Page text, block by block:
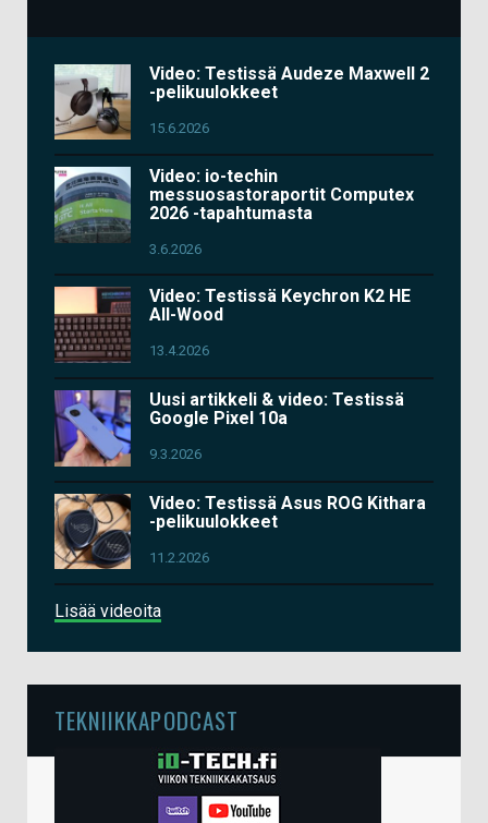
Video: Testissä Audeze Maxwell 2
-pelikuulokkeet
15.6.2026
Video: io-techin
messuosastoraportit Computex
2026 -tapahtumasta
3.6.2026
Video: Testissä Keychron K2 HE
All-Wood
13.4.2026
Uusi artikkeli & video: Testissä
Google Pixel 10a
9.3.2026
Video: Testissä Asus ROG Kithara
-pelikuulokkeet
11.2.2026
Lisää videoita
TEKNIIKKAPODCAST